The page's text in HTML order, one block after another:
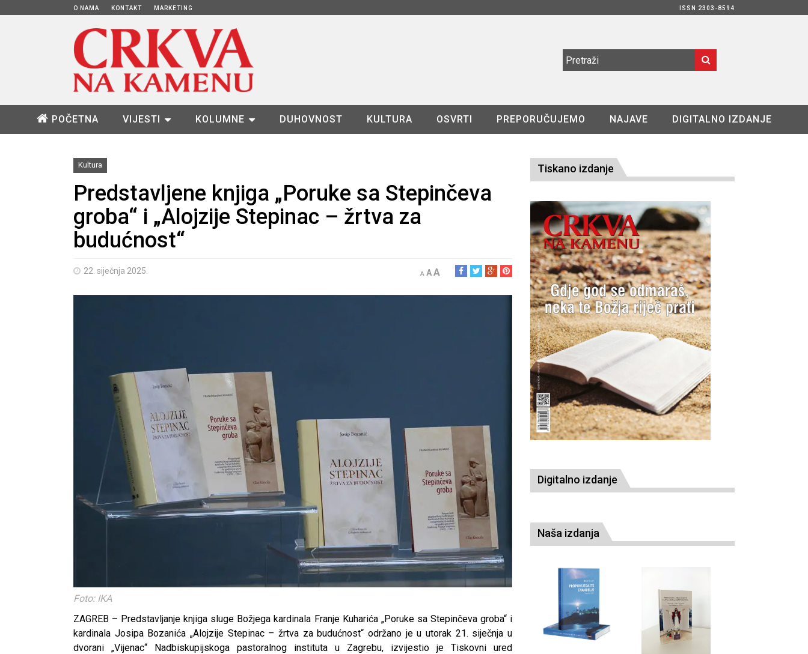
O NAMA KONTAKT MARKETING ISSN 2303-8594
POČETNA VIJESTI KOLUMNE DUHOVNOST KULTURA OSVRTI PREPORUČUJEMO NAJAVE DIGITALNO IZDANJE
Kultura
Predstavljene knjiga „Poruke sa Stepinčeva
groba“ i „Alojzije Stepinac – žrtva za
budućnost“
22. siječnja 2025. A AA
Foto: IKA
ZAGREB – Predstavljanje knjiga sluge Božjega kardinala Franje Kuharića „Poruke sa Stepinčeva groba“ i
kardinala Josipa Bozanića „Alojzije Stepinac – žrtva za budućnost“ održano je u utorak 21. siječnja u
dvorani „Vijenac“ Nadbiskupijskoga pastoralnog instituta u Zagrebu, izvijestio je Tiskovni ured
Tiskano izdanje
Digitalno izdanje
Naša izdanja